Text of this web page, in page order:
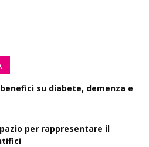
su diabete, demenza e
per rappresentare il